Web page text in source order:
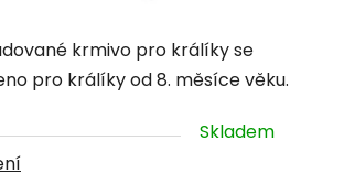
krmivo pro králíky se
pro králíky od 8. měsíce věku.
Skladem